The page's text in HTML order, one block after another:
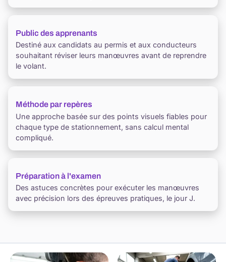
Public des apprenants
Destiné aux candidats au permis et aux conducteurs
souhaitant réviser leurs manœuvres avant de reprendre
le volant.
Méthode par repères
Une approche basée sur des points visuels fiables pour
chaque type de stationnement, sans calcul mental
compliqué.
Préparation à l'examen
Des astuces concrètes pour exécuter les manœuvres
avec précision lors des épreuves pratiques, le jour J.